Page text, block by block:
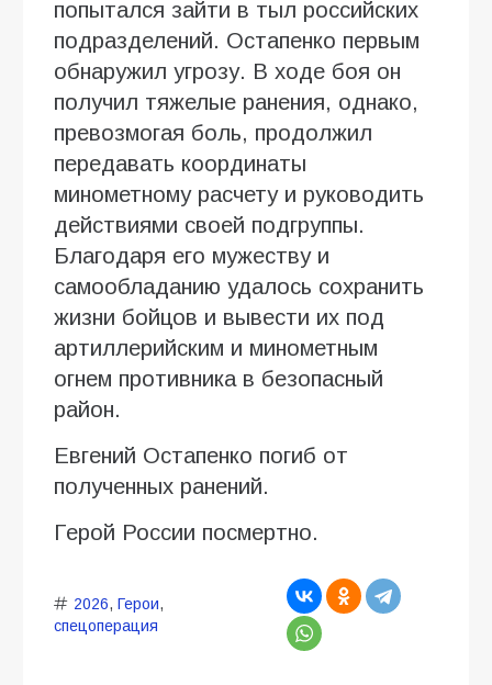
попытался зайти в тыл российских
подразделений. Остапенко первым
обнаружил угрозу. В ходе боя он
получил тяжелые ранения, однако,
превозмогая боль, продолжил
передавать координаты
минометному расчету и руководить
действиями своей подгруппы.
Благодаря его мужеству и
самообладанию удалось сохранить
жизни бойцов и вывести их под
артиллерийским и минометным
огнем противника в безопасный
район.
Евгений Остапенко погиб от
полученных ранений.
Герой России посмертно.
2026, Герои,
спецоперация